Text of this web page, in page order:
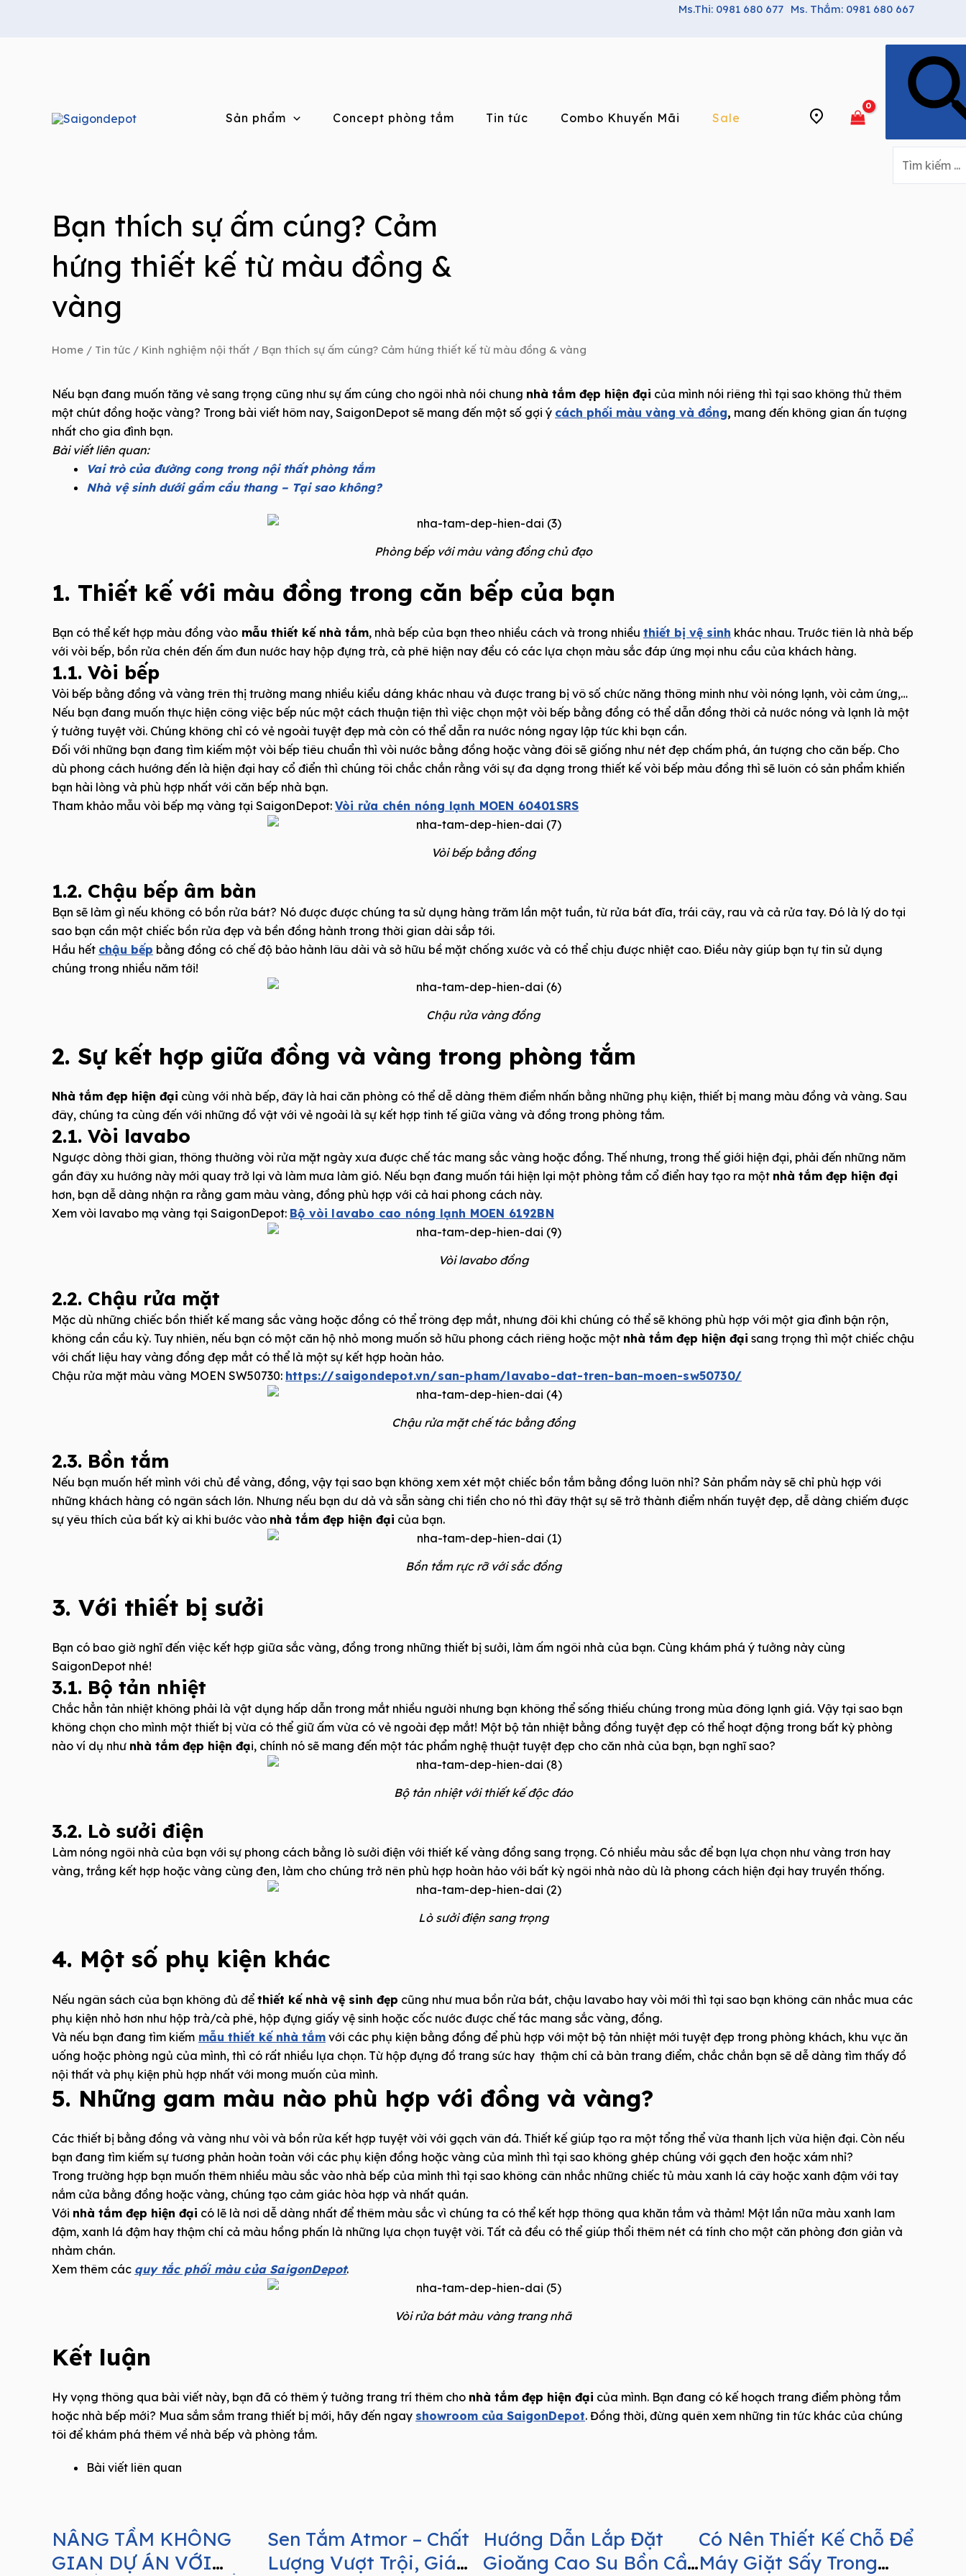
Ms.Thi: 0981 680 677 Ms. Thắm: 0981 680 667
Sản phẩm Concept phòng tắm Tin tức Combo Khuyến Mãi Sale
Bạn thích sự ấm cúng? Cảm
hứng thiết kế từ màu đồng &
vàng
Home / Tin tức / Kinh nghiệm nội thất / Bạn thích sự ấm cúng? Cảm hứng thiết kế từ màu đồng & vàng
Nếu bạn đang muốn tăng vẻ sang trọng cũng như sự ấm cúng cho ngôi nhà nói chung nhà tắm đẹp hiện đại của mình nói riêng thì tại sao không thử thêm
một chút đồng hoặc vàng? Trong bài viết hôm nay, SaigonDepot sẽ mang đến một số gợi ý cách phối màu vàng và đồng, mang đến không gian ấn tượng
nhất cho gia đình bạn.
Bài viết liên quan:
Vai trò của đường cong trong nội thất phòng tắm
Nhà vệ sinh dưới gầm cầu thang – Tại sao không?
Phòng bếp với màu vàng đồng chủ đạo
1. Thiết kế với màu đồng trong căn bếp của bạn
Bạn có thể kết hợp màu đồng vào mẫu thiết kế nhà tắm, nhà bếp của bạn theo nhiều cách và trong nhiều thiết bị vệ sinh khác nhau. Trước tiên là nhà bếp
với vòi bếp, bồn rửa chén đến ấm đun nước hay hộp đựng trà, cà phê hiện nay đều có các lựa chọn màu sắc đáp ứng mọi nhu cầu của khách hàng.
1.1. Vòi bếp
Vòi bếp bằng đồng và vàng trên thị trường mang nhiều kiểu dáng khác nhau và được trang bị vô số chức năng thông minh như vòi nóng lạnh, vòi cảm ứng,…
Nếu bạn đang muốn thực hiện công việc bếp núc một cách thuận tiện thì việc chọn một vòi bếp bằng đồng có thể dẫn đồng thời cả nước nóng và lạnh là một
ý tưởng tuyệt vời. Chúng không chỉ có vẻ ngoài tuyệt đẹp mà còn có thể dẫn ra nước nóng ngay lập tức khi bạn cần.
Đối với những bạn đang tìm kiếm một vòi bếp tiêu chuẩn thì vòi nước bằng đồng hoặc vàng đôi sẽ giống như nét đẹp chấm phá, án tượng cho căn bếp. Cho
dù phong cách hướng đến là hiện đại hay cổ điển thì chúng tôi chắc chắn rằng với sự đa dạng trong thiết kế vòi bếp màu đồng thì sẽ luôn có sản phẩm khiến
bạn hài lòng và phù hợp nhất với căn bếp nhà bạn.
Tham khảo mẫu vòi bếp mạ vàng tại SaigonDepot: Vòi rửa chén nóng lạnh MOEN 60401SRS
Vòi bếp bằng đồng
1.2. Chậu bếp âm bàn
Bạn sẽ làm gì nếu không có bồn rửa bát? Nó được được chúng ta sử dụng hàng trăm lần một tuần, từ rửa bát đĩa, trái cây, rau và cả rửa tay. Đó là lý do tại
sao bạn cần một chiếc bồn rửa đẹp và bền đồng hành trong thời gian dài sắp tới.
Hầu hết chậu bếp bằng đồng có chế độ bảo hành lâu dài và sở hữu bề mặt chống xước và có thể chịu được nhiệt cao. Điều này giúp bạn tự tin sử dụng
chúng trong nhiều năm tới!
Chậu rửa vàng đồng
2. Sự kết hợp giữa đồng và vàng trong phòng tắm
Nhà tắm đẹp hiện đại cùng với nhà bếp, đây là hai căn phòng có thể dễ dàng thêm điểm nhấn bằng những phụ kiện, thiết bị mang màu đồng và vàng. Sau
đây, chúng ta cùng đến với những đồ vật với vẻ ngoài là sự kết hợp tinh tế giữa vàng và đồng trong phòng tắm.
2.1. Vòi lavabo
Ngược dòng thời gian, thông thường vòi rửa mặt ngày xưa được chế tác mang sắc vàng hoặc đồng. Thế nhưng, trong thế giới hiện đại, phải đến những năm
gần đây xu hướng này mới quay trở lại và làm mưa làm gió. Nếu bạn đang muốn tái hiện lại một phòng tắm cổ điển hay tạo ra một nhà tắm đẹp hiện đại
hơn, bạn dễ dàng nhận ra rằng gam màu vàng, đồng phù hợp với cả hai phong cách này.
Xem vòi lavabo mạ vàng tại SaigonDepot: Bộ vòi lavabo cao nóng lạnh MOEN 6192BN
Vòi lavabo đồng
2.2. Chậu rửa mặt
Mặc dù những chiếc bồn thiết kế mang sắc vàng hoặc đồng có thể trông đẹp mắt, nhưng đôi khi chúng có thể sẽ không phù hợp với một gia đình bận rộn,
không cần cầu kỳ. Tuy nhiên, nếu bạn có một căn hộ nhỏ mong muốn sở hữu phong cách riêng hoặc một nhà tắm đẹp hiện đại sang trọng thì một chiếc chậu
với chất liệu hay vàng đồng đẹp mắt có thể là một sự kết hợp hoàn hảo.
Chậu rửa mặt màu vàng MOEN SW50730: https://saigondepot.vn/san-pham/lavabo-dat-tren-ban-moen-sw50730/
Chậu rửa mặt chế tác bằng đồng
2.3. Bồn tắm
Nếu bạn muốn hết mình với chủ đề vàng, đồng, vậy tại sao bạn không xem xét một chiếc bồn tắm bằng đồng luôn nhỉ? Sản phẩm này sẽ chỉ phù hợp với
những khách hàng có ngân sách lớn. Nhưng nếu bạn dư dả và sẵn sàng chi tiền cho nó thì đây thật sự sẽ trở thành điểm nhấn tuyệt đẹp, dễ dàng chiếm được
sự yêu thích của bất kỳ ai khi bước vào nhà tắm đẹp hiện đại của bạn.
Bồn tắm rực rỡ với sắc đồng
3. Với thiết bị sưởi
Bạn có bao giờ nghĩ đến việc kết hợp giữa sắc vàng, đồng trong những thiết bị sưởi, làm ấm ngôi nhà của bạn. Cùng khám phá ý tưởng này cùng
SaigonDepot nhé!
3.1. Bộ tản nhiệt
Chắc hẳn tản nhiệt không phải là vật dụng hấp dẫn trong mắt nhiều người nhưng bạn không thể sống thiếu chúng trong mùa đông lạnh giá. Vậy tại sao bạn
không chọn cho mình một thiết bị vừa có thể giữ ấm vừa có vẻ ngoài đẹp mắt! Một bộ tản nhiệt bằng đồng tuyệt đẹp có thể hoạt động trong bất kỳ phòng
nào ví dụ như nhà tắm đẹp hiện đại, chính nó sẽ mang đến một tác phẩm nghệ thuật tuyệt đẹp cho căn nhà của bạn, bạn nghĩ sao?
Bộ tản nhiệt với thiết kế độc đáo
3.2. Lò sưởi điện
Làm nóng ngôi nhà của bạn với sự phong cách bằng lò sưởi điện với thiết kế vàng đồng sang trọng. Có nhiều màu sắc để bạn lựa chọn như vàng trơn hay
vàng, trắng kết hợp hoặc vàng cùng đen, làm cho chúng trở nên phù hợp hoàn hảo với bất kỳ ngôi nhà nào dù là phong cách hiện đại hay truyền thống.
Lò sưởi điện sang trọng
4. Một số phụ kiện khác
Nếu ngân sách của bạn không đủ để thiết kế nhà vệ sinh đẹp cũng như mua bồn rửa bát, chậu lavabo hay vòi mới thì tại sao bạn không cân nhắc mua các
phụ kiện nhỏ hơn như hộp trà/cà phê, hộp đựng giấy vệ sinh hoặc cốc nước được chế tác mang sắc vàng, đồng.
Và nếu bạn đang tìm kiếm mẫu thiết kế nhà tắm với các phụ kiện bằng đồng để phù hợp với một bộ tản nhiệt mới tuyệt đẹp trong phòng khách, khu vực ăn
uống hoặc phòng ngủ của mình, thì có rất nhiều lựa chọn. Từ hộp đựng đồ trang sức hay thậm chí cả bàn trang điểm, chắc chắn bạn sẽ dễ dàng tìm thấy đồ
nội thất và phụ kiện phù hợp nhất với mong muốn của mình.
5. Những gam màu nào phù hợp với đồng và vàng?
Các thiết bị bằng đồng và vàng như vòi và bồn rửa kết hợp tuyệt vời với gạch vân đá. Thiết kế giúp tạo ra một tổng thể vừa thanh lịch vừa hiện đại. Còn nếu
bạn đang tìm kiếm sự tương phản hoàn toàn với các phụ kiện đồng hoặc vàng của mình thì tại sao không ghép chúng với gạch đen hoặc xám nhỉ?
Trong trường hợp bạn muốn thêm nhiều màu sắc vào nhà bếp của mình thì tại sao không cân nhắc những chiếc tủ màu xanh lá cây hoặc xanh đậm với tay
nắm cửa bằng đồng hoặc vàng, chúng tạo cảm giác hòa hợp và nhất quán.
Với nhà tắm đẹp hiện đại có lẽ là nơi dễ dàng nhất để thêm màu sắc vì chúng ta có thể kết hợp thông qua khăn tắm và thảm! Một lần nữa màu xanh lam
đậm, xanh lá đậm hay thậm chí cả màu hồng phấn là những lựa chọn tuyệt vời. Tất cả đều có thể giúp thổi thêm nét cá tính cho một căn phòng đơn giản và
nhàm chán.
Xem thêm các quy tắc phối màu của SaigonDepot.
Vòi rửa bát màu vàng trang nhã
Kết luận
Hy vọng thông qua bài viết này, bạn đã có thêm ý tưởng trang trí thêm cho nhà tắm đẹp hiện đại của mình. Bạn đang có kế hoạch trang điểm phòng tắm
hoặc nhà bếp mới? Mua sắm sắm trang thiết bị mới, hãy đến ngay showroom của SaigonDepot. Đồng thời, đừng quên xem những tin tức khác của chúng
tôi để khám phá thêm về nhà bếp và phòng tắm.
Bài viết liên quan
NÂNG TẦM KHÔNG
GIAN DỰ ÁN VỚI
Sen Tắm Atmor – Chất
Lượng Vượt Trội, Giá
Hướng Dẫn Lắp Đặt
Gioăng Cao Su Bồn Cầu
Có Nên Thiết Kế Chỗ Để
Máy Giặt Sấy Trong